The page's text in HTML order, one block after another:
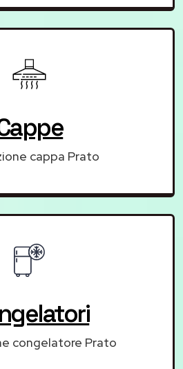
cappa Prato
congelatore Prato